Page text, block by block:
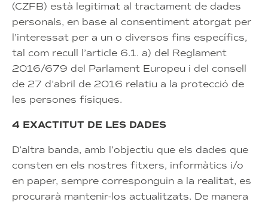
(CZFB) està legitimat al tractament de dades
personals, en base al consentiment atorgat per
l’interessat per a un o diversos fins específics,
tal com recull l’article 6.1. a) del Reglament
2016/679 del Parlament Europeu i del consell
de 27 d’abril de 2016 relatiu a la protecció de
les persones físiques.
4 EXACTITUT DE LES DADES
D’altra banda, amb l’objectiu que els dades que
consten en els nostres fitxers, informàtics i/o
en paper, sempre corresponguin a la realitat, es
procurarà mantenir-los actualitzats. De manera